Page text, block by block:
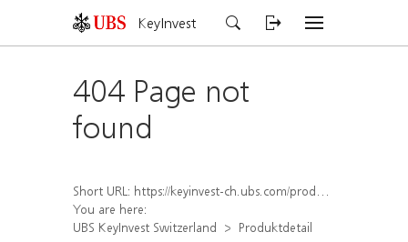
KeyInvest
404 Page not
found
Short URL: https://keyinvest-ch.ubs.com/produkt/detail/index/isin/CH1564689573
You are here:
UBS KeyInvest Switzerland
Produktdetail